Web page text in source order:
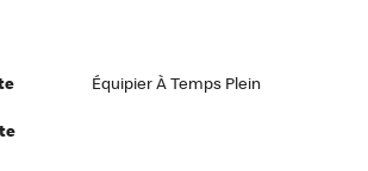
Équipier À Temps Plein